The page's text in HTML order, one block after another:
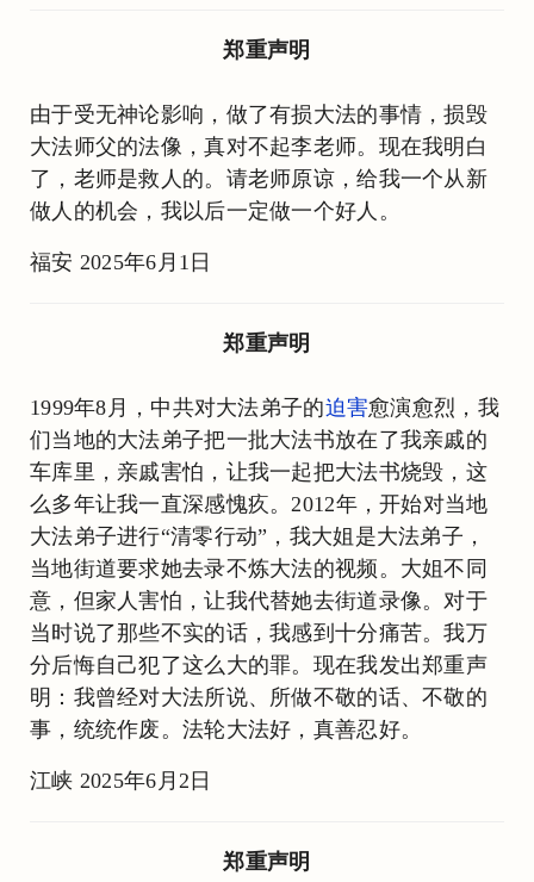
郑重声明
由于受无神论影响，做了有损大法的事情，损毁
大法师父的法像，真对不起李老师。现在我明白
了，老师是救人的。请老师原谅，给我一个从新
做人的机会，我以后一定做一个好人。
福安 2025年6月1日
郑重声明
1999年8月，中共对大法弟子的迫害愈演愈烈，我
们当地的大法弟子把一批大法书放在了我亲戚的
车库里，亲戚害怕，让我一起把大法书烧毁，这
么多年让我一直深感愧疚。2012年，开始对当地
大法弟子进行“清零行动”，我大姐是大法弟子，
当地街道要求她去录不炼大法的视频。大姐不同
意，但家人害怕，让我代替她去街道录像。对于
当时说了那些不实的话，我感到十分痛苦。我万
分后悔自己犯了这么大的罪。现在我发出郑重声
明：我曾经对大法所说、所做不敬的话、不敬的
事，统统作废。法轮大法好，真善忍好。
江峡 2025年6月2日
郑重声明